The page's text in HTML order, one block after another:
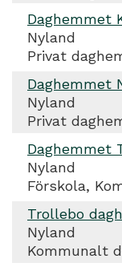
Daghemmet
Nyland
Privat
Daghemmet
Nyland
Privat
Daghemmet
Nyland
Förskola,
Trollebo
Nyland
Kommunalt